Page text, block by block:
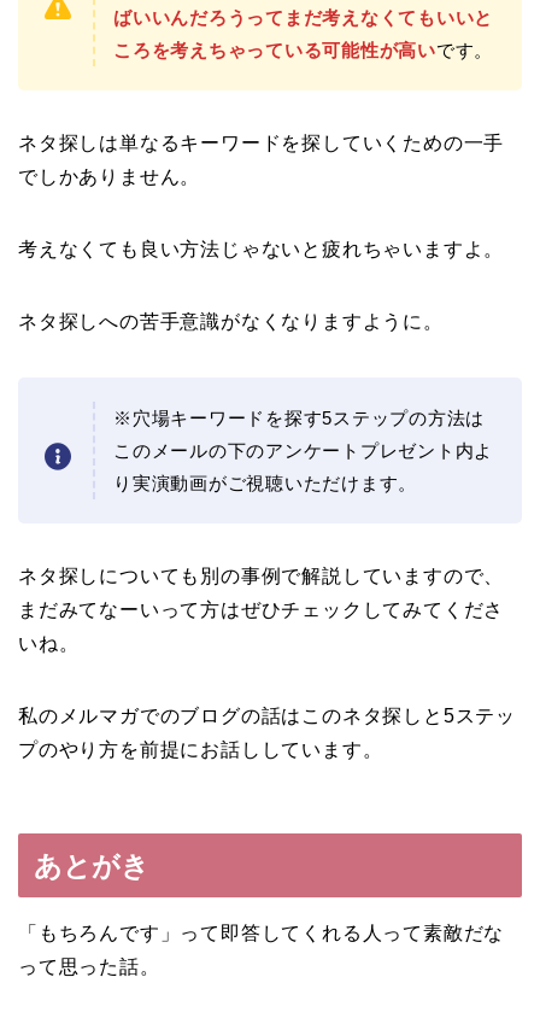
ばいいんだろうってまだ考えなくてもいいと
ころを考えちゃっている可能性が高いです。
ネタ探しは単なるキーワードを探していくための一手
でしかありません。
考えなくても良い方法じゃないと疲れちゃいますよ。
ネタ探しへの苦手意識がなくなりますように。
※穴場キーワードを探す5ステップの方法は
このメールの下のアンケートプレゼント内よ
り実演動画がご視聴いただけます。
ネタ探しについても別の事例で解説していますので、
まだみてなーいって方はぜひチェックしてみてくださ
いね。
私のメルマガでのブログの話はこのネタ探しと5ステッ
プのやり方を前提にお話ししています。
あとがき
「もちろんです」って即答してくれる人って素敵だな
って思った話。